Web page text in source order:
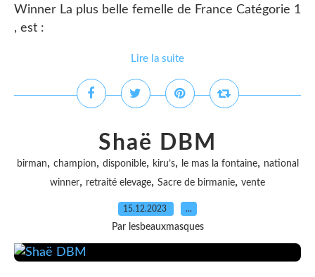
Winner La plus belle femelle de France Catégorie 1
, est :
Lire la suite
Shaë DBM
birman, champion, disponible, kiru’s, le mas la fontaine, national
winner, retraité elevage, Sacre de birmanie, vente
15.12.2023 …
Par lesbeauxmasques